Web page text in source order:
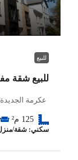
للبيع
للبيع شقة
عكرمة
125 م²
سكني: شقة/